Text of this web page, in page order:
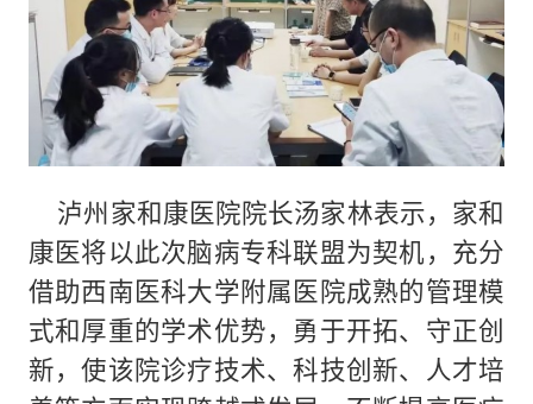
泸州家和康医院院长汤家林表示，家和
康医将以此次脑病专科联盟为契机，充分
借助西南医科大学附属医院成熟的管理模
式和厚重的学术优势，勇于开拓、守正创
新，使该院诊疗技术、科技创新、人才培